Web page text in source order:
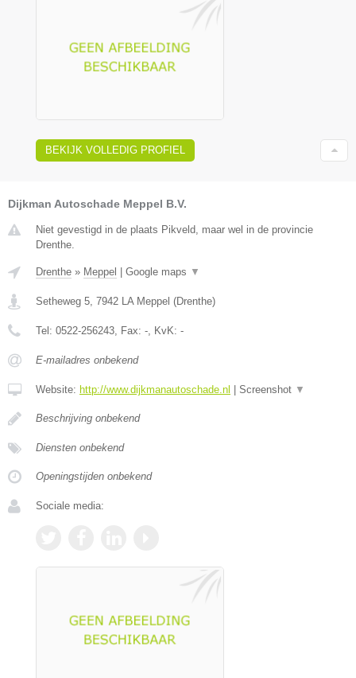
BEKIJK VOLLEDIG PROFIEL
Dijkman Autoschade Meppel B.V.
Niet gevestigd in de plaats Pikveld, maar wel in de provincie
Drenthe.
Drenthe » Meppel Google maps ▼
Setheweg 5 7942 LA Meppel (Drenthe)
Tel: 0522-256243 , Fax: - , KvK: -
E-mailadres onbekend
Website: http://www.dijkmanautoschade.nl Screenshot ▼
Beschrijving onbekend
Diensten onbekend
Openingstijden onbekend
Sociale media: